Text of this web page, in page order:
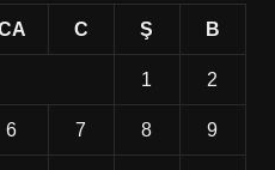
C Ş B
1 2
6 7 8 9